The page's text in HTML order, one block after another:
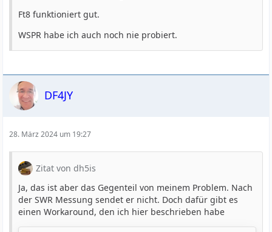
Ft8 funktioniert gut.
WSPR habe ich auch noch nie probiert.
DF4JY
28. März 2024 um 19:27
Zitat von dh5is
Ja, das ist aber das Gegenteil von meinem Problem. Nach
der SWR Messung sendet er nicht. Doch dafür gibt es
einen Workaround, den ich hier beschrieben habe